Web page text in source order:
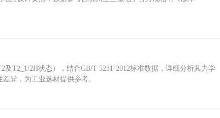
T2_1/2H状态），结合GB/T 5231-2012标准数据，详细分析其力学
异，为工业选材提供参考。